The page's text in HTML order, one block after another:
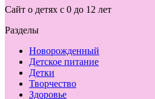
Сайт о детях с 0 до 12 лет
Разделы
Новорожденный
Детское питание
Детки
Творчество
Здоровье